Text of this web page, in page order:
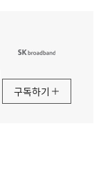
구독하기